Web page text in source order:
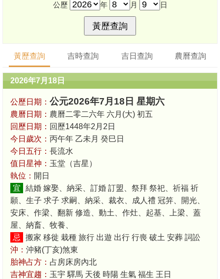
公歷 年 月 日
黃歷查詢 吉時查詢 吉日查詢 農曆查詢
2026年7月18日
公歷日期： 公元2026年7月18日 星期六
農曆日期： 農曆二零二六年 六月(大) 初五
回歷日期： 回歷1448年2月2日
今日歲次： 丙午年 乙未月 癸巳日
今日五行： 長流水
值日星神： 玉堂（吉星）
執位： 開日
宜
結婚 嫁娶、納采、訂婚 訂盟、祭拜 祭祀、祈福 祈
願、生子 求子 求嗣、納采、裁衣、成人禮 冠笄、開光、
安床、作梁、翻新 修造、動土、作灶、起基、上梁、蓋
屋、納畜、牧養、
忌
搬家 移徙 栽種 旅行 出遊 出行 行喪 破土 安葬 詞訟
沖： 沖豬(丁亥)煞東
胎神占方： 占房床房內北
吉神宜趨： 玉宇 驛馬 天後 時陽 生氣 福生 王日